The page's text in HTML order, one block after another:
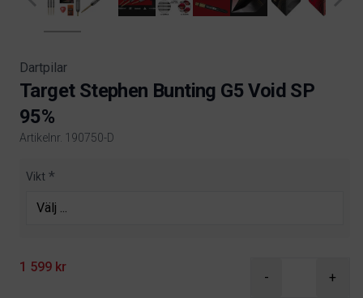
Dartpilar
Target Stephen Bunting G5 Void SP
95%
Artikelnr. 190750-D
Product information
Vikt
1 599 kr
- +